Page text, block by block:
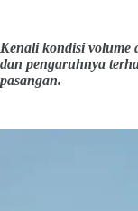
Kenali kondisi volume
dan pengaruhnya
pasangan.